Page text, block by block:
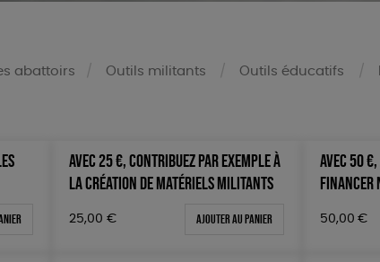
abattoirs Outils militants Outils éducatifs
Prix
Tous
0 € - 50 €
AVEC 25 €, CONTRIBUEZ PAR EXEMPLE À
LA CRÉATION DE MATÉRIELS MILITANTS
25,00 € Ajouter au panier
AVEC 50 €,
FINANCER
50,00 €